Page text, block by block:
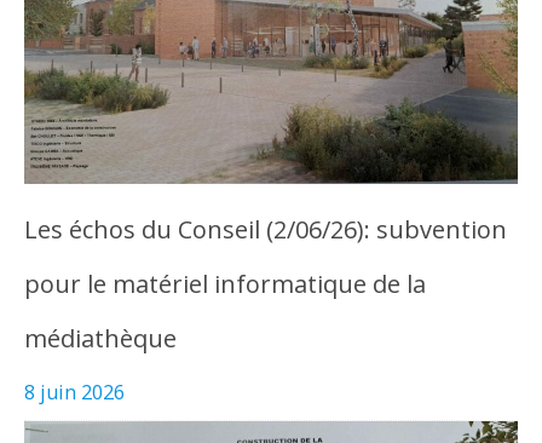
Les échos du Conseil (2/06/26): subvention
pour le matériel informatique de la
médiathèque
8 juin 2026